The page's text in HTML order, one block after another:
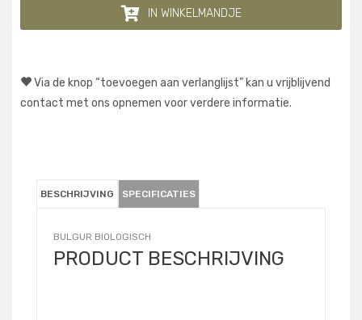
IN WINKELMANDJE
Via de knop “toevoegen aan verlanglijst” kan u vrijblijvend
contact met ons opnemen voor verdere informatie.
BESCHRIJVING SPECIFICATIES
BULGUR BIOLOGISCH
PRODUCT BESCHRIJVING